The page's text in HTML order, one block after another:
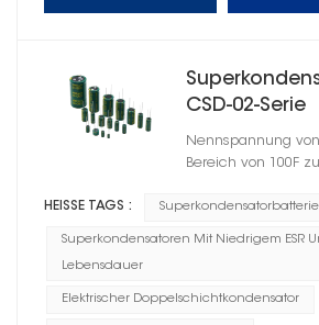
CSD-02-Serie
Nennspannung
Bereich von 100F
HEISSE TAGS : Superkondensatorbatterie
Superkondensatoren Mit Niedrigem ESR
Lebensdauer
Elektrischer Doppelschichtkondensator